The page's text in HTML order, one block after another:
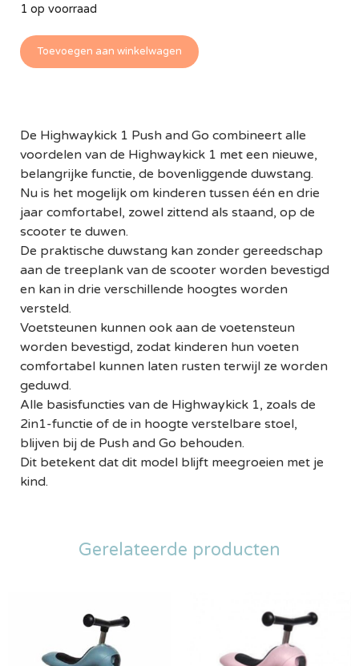
1 op voorraad
Toevoegen aan winkelwagen
De Highwaykick 1 Push and Go combineert alle
voordelen van de Highwaykick 1 met een nieuwe,
belangrijke functie, de bovenliggende duwstang.
Nu is het mogelijk om kinderen tussen één en drie
jaar comfortabel, zowel zittend als staand, op de
scooter te duwen.
De praktische duwstang kan zonder gereedschap
aan de treeplank van de scooter worden bevestigd
en kan in drie verschillende hoogtes worden
versteld.
Voetsteunen kunnen ook aan de voetensteun
worden bevestigd, zodat kinderen hun voeten
comfortabel kunnen laten rusten terwijl ze worden
geduwd.
Alle basisfuncties van de Highwaykick 1, zoals de
2in1-functie of de in hoogte verstelbare stoel,
blijven bij de Push and Go behouden.
Dit betekent dat dit model blijft meegroeien met je
kind.
Gerelateerde producten